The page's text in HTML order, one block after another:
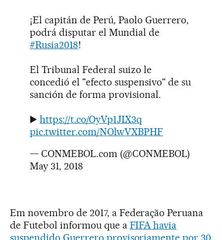
¡El capitán de Perú, Paolo Guerrero,
podrá disputar el Mundial de
#Rusia2018!
El Tribunal Federal suizo le
concedió el "efecto suspensivo" de su
sanción de forma provisional.
▶️ https://t.co/OyVp1JIX3q
pic.twitter.com/NOlwVXBPHF
— CONMEBOL.com (@CONMEBOL)
May 31, 2018
Em novembro de 2017, a Federação Peruana
de Futebol informou que a FIFA havia
suspendido Guerrero provisoriamente por 30